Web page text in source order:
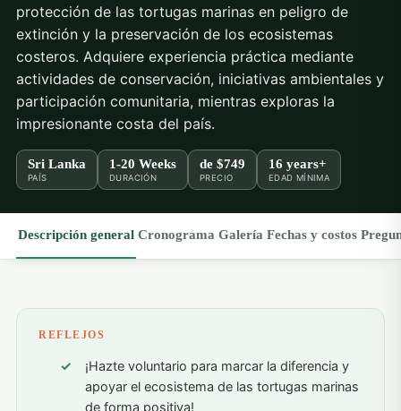
protección de las tortugas marinas en peligro de
extinción y la preservación de los ecosistemas
costeros. Adquiere experiencia práctica mediante
actividades de conservación, iniciativas ambientales y
participación comunitaria, mientras exploras la
impresionante costa del país.
Sri Lanka
PAÍS
1-20 Weeks
DURACIÓN
de $749
PRECIO
16 years+
EDAD MÍNIMA
Descripción general Cronograma Galería Fechas y costos
REFLEJOS
¡Hazte voluntario para marcar la diferencia y
apoyar el ecosistema de las tortugas marinas
de forma positiva!